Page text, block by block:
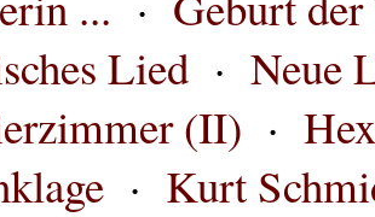
Lied · Neue
(II) ·
· Kurt